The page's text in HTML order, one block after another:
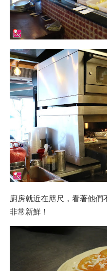
廚房就近在咫尺，看著他
非常新鮮！